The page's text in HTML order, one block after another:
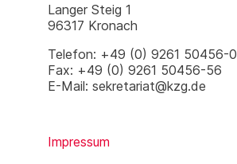
Langer Steig 1
96317 Kronach
Telefon: +49 (0) 9261 50456-0
Fax: +49 (0) 9261 50456-56
E-Mail: sekretariat@kzg.de
Impressum